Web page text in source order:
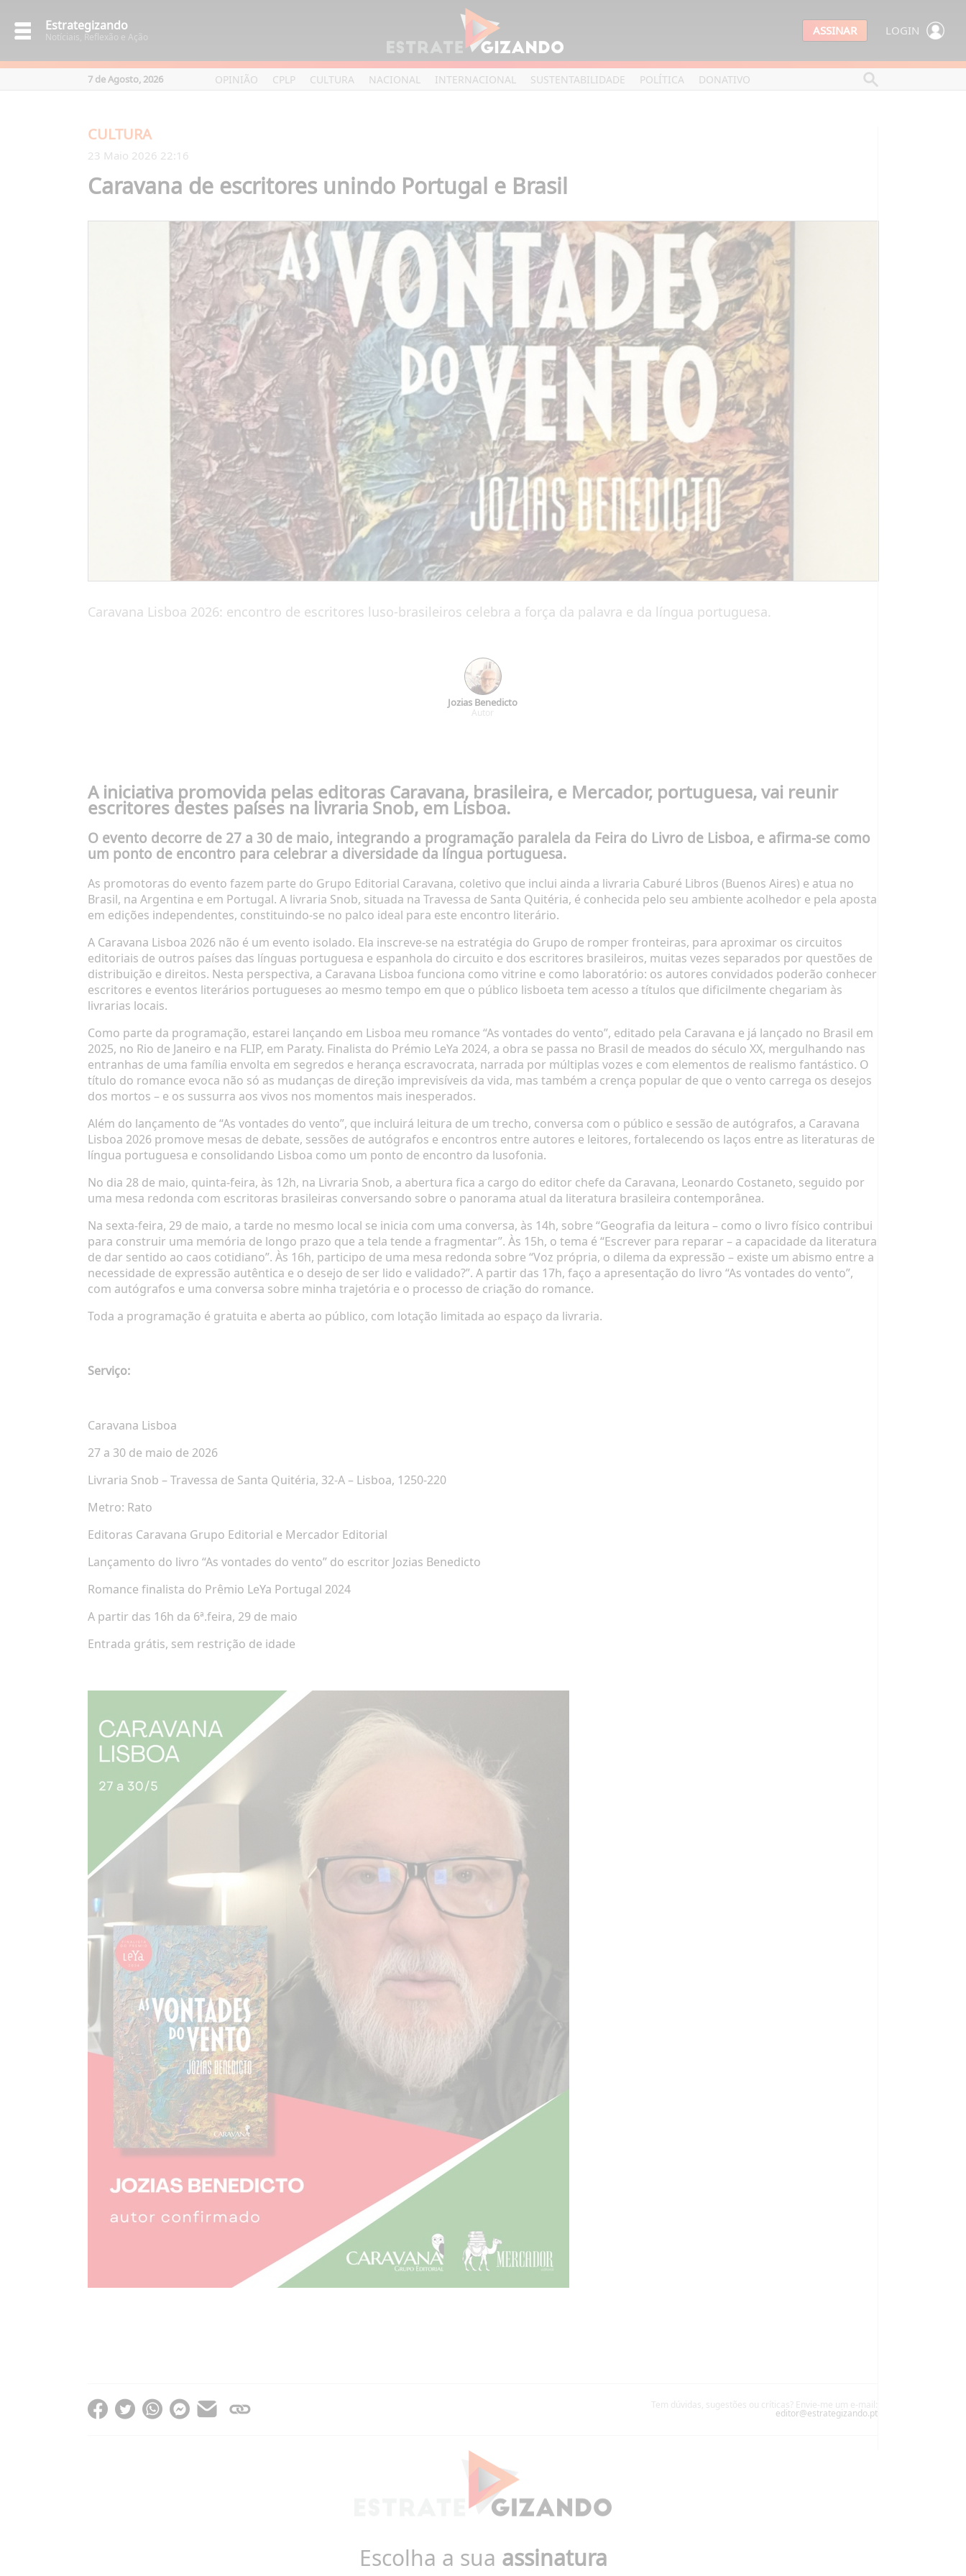
Estrategizando
Notíciais, Reflexão e Ação ASSINAR LOGIN
7 de Agosto, 2026 OPINIÃO CPLP CULTURA NACIONAL INTERNACIONAL SUSTENTABILIDADE POLÍTICA DONATIVO
CULTURA
23 Maio 2026 22:16
Caravana de escritores unindo Portugal e Brasil
Caravana Lisboa 2026: encontro de escritores luso-brasileiros celebra a força da palavra e da língua portuguesa.
Jozias Benedicto
Autor
A iniciativa promovida pelas editoras Caravana, brasileira, e Mercador, portuguesa, vai reunir
escritores destes países na livraria Snob, em Lisboa.
O evento decorre de 27 a 30 de maio, integrando a programação paralela da Feira do Livro de Lisboa, e afirma-se como
um ponto de encontro para celebrar a diversidade da língua portuguesa.
As promotoras do evento fazem parte do Grupo Editorial Caravana, coletivo que inclui ainda a livraria Caburé Libros (Buenos Aires) e atua no
Brasil, na Argentina e em Portugal. A livraria Snob, situada na Travessa de Santa Quitéria, é conhecida pelo seu ambiente acolhedor e pela aposta
em edições independentes, constituindo-se no palco ideal para este encontro literário.
A Caravana Lisboa 2026 não é um evento isolado. Ela inscreve-se na estratégia do Grupo de romper fronteiras, para aproximar os circuitos
editoriais de outros países das línguas portuguesa e espanhola do circuito e dos escritores brasileiros, muitas vezes separados por questões de
distribuição e direitos. Nesta perspectiva, a Caravana Lisboa funciona como vitrine e como laboratório: os autores convidados poderão conhecer
escritores e eventos literários portugueses ao mesmo tempo em que o público lisboeta tem acesso a títulos que dificilmente chegariam às
livrarias locais.
Como parte da programação, estarei lançando em Lisboa meu romance “As vontades do vento”, editado pela Caravana e já lançado no Brasil em
2025, no Rio de Janeiro e na FLIP, em Paraty. Finalista do Prémio LeYa 2024, a obra se passa no Brasil de meados do século XX, mergulhando nas
entranhas de uma família envolta em segredos e herança escravocrata, narrada por múltiplas vozes e com elementos de realismo fantástico. O
título do romance evoca não só as mudanças de direção imprevisíveis da vida, mas também a crença popular de que o vento carrega os desejos
dos mortos – e os sussurra aos vivos nos momentos mais inesperados.
Além do lançamento de “As vontades do vento”, que incluirá leitura de um trecho, conversa com o público e sessão de autógrafos, a Caravana
Lisboa 2026 promove mesas de debate, sessões de autógrafos e encontros entre autores e leitores, fortalecendo os laços entre as literaturas de
língua portuguesa e consolidando Lisboa como um ponto de encontro da lusofonia.
No dia 28 de maio, quinta-feira, às 12h, na Livraria Snob, a abertura fica a cargo do editor chefe da Caravana, Leonardo Costaneto, seguido por
uma mesa redonda com escritoras brasileiras conversando sobre o panorama atual da literatura brasileira contemporânea.
Na sexta-feira, 29 de maio, a tarde no mesmo local se inicia com uma conversa, às 14h, sobre “Geografia da leitura – como o livro físico contribui
para construir uma memória de longo prazo que a tela tende a fragmentar”. Às 15h, o tema é “Escrever para reparar – a capacidade da literatura
de dar sentido ao caos cotidiano”. Às 16h, participo de uma mesa redonda sobre “Voz própria, o dilema da expressão – existe um abismo entre a
necessidade de expressão autêntica e o desejo de ser lido e validado?”. A partir das 17h, faço a apresentação do livro “As vontades do vento”,
com autógrafos e uma conversa sobre minha trajetória e o processo de criação do romance.
Toda a programação é gratuita e aberta ao público, com lotação limitada ao espaço da livraria.
Serviço:
Caravana Lisboa
27 a 30 de maio de 2026
Livraria Snob – Travessa de Santa Quitéria, 32-A – Lisboa, 1250-220
Metro: Rato
Editoras Caravana Grupo Editorial e Mercador Editorial
Lançamento do livro “As vontades do vento” do escritor Jozias Benedicto
Romance finalista do Prêmio LeYa Portugal 2024
A partir das 16h da 6ª.feira, 29 de maio
Entrada grátis, sem restrição de idade
Tem dúvidas, sugestões ou críticas? Envie-me um e-mail:
editor@estrategizando.pt
Escolha a sua assinatura